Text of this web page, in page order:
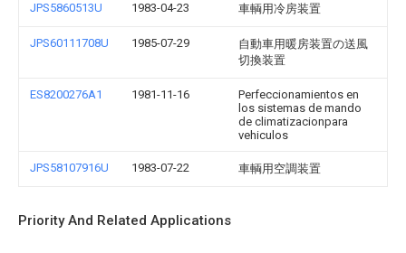
JPS5860513U 1983-04-23 車輌用冷房装置
JPS60111708U 1985-07-29
自動車用暖房装置の送風
切換装置
ES8200276A1 1981-11-16
Perfeccionamientos en
los sistemas de mando
de climatizacionpara
vehiculos
JPS58107916U 1983-07-22 車輌用空調装置
Priority And Related Applications